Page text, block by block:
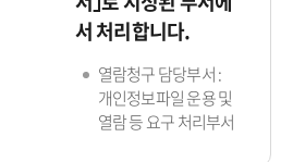
서 처리합니다.
열람청구 담당부서 :
개인정보파일 운용 및
열람 등 요구 처리부서